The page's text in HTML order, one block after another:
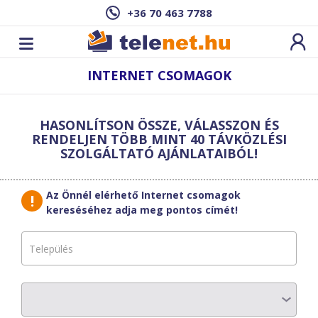
+36 70 463 7788
INTERNET CSOMAGOK
indítása
Találatok erre a címre:
,
Új cím
megadása
Finomítsa a találatokat:
Szolgáltatók
Válasszon
HotZones
Internetkártya
Havi díj
HASONLÍTSON ÖSSZE, VÁLASSZON ÉS
RENDELJEN TÖBB MINT 40 TÁVKÖZLÉSI
SZOLGÁLTATÓ AJÁNLATAIBÓL!
Az Önnél elérhető Internet csomagok
kereséséhez adja meg pontos címét!